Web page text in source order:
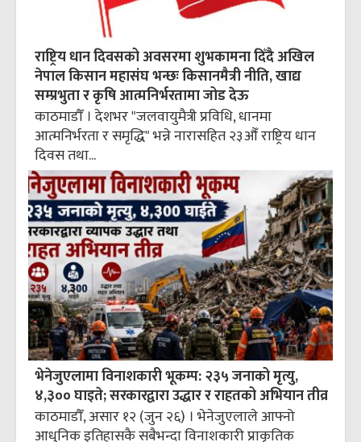
राष्ट्रिय धान दिवसको अवसरमा शुभकामना दिँदै अखिल
नेपाल किसान महासंघ भन्छः किसानमैत्री नीति, खाद्य
सम्प्रभुता र कृषि आत्मनिर्भरतामा जोड देऊ
काठमाडौँ । देशभर "जलवायुमैत्री प्रविधि, धानमा
आत्मनिर्भरता र समृद्धि" भन्ने नारासहित २३औँ राष्ट्रिय धान
दिवस तथा...
भेनेजुएलामा विनाशकारी भूकम्प: २३५ जनाको मृत्यु,
४,३०० घाइते; सरकारद्वारा उद्धार र राहतको अभियान तीव्र
काठमाडौँ, असार १२ (जुन २६) । भेनेजुएलाले आफ्नो
आधुनिक इतिहासकै सबैभन्दा विनाशकारी प्राकृतिक